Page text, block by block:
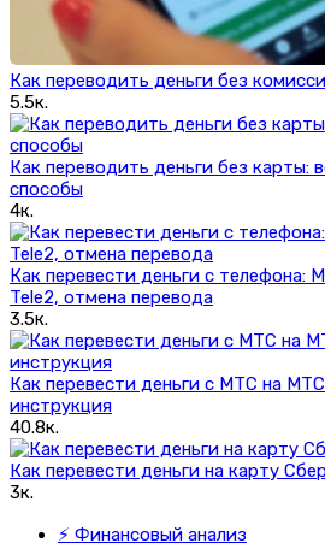
Как переводить деньги без
5.5к.
Как переводить деньги без карты:
способы
4к.
Как перевести деньги с телефона:
Tele2, отмена перевода
3.5к.
Как перевести деньги с МТС на
инструкция
40.8к.
Как перевести деньги на карту
3к.
⚡ Финансовый анализ